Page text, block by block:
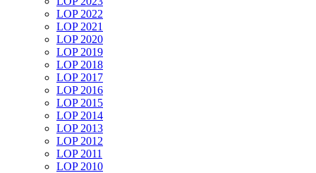
LOP 2022
LOP 2021
LOP 2020
LOP 2019
LOP 2018
LOP 2017
LOP 2016
LOP 2015
LOP 2014
LOP 2013
LOP 2012
LOP 2011
LOP 2010